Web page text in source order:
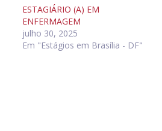
ESTAGIÁRIO (A) EM
ENFERMAGEM
julho 30, 2025
Em "Estágios em Brasília - DF"